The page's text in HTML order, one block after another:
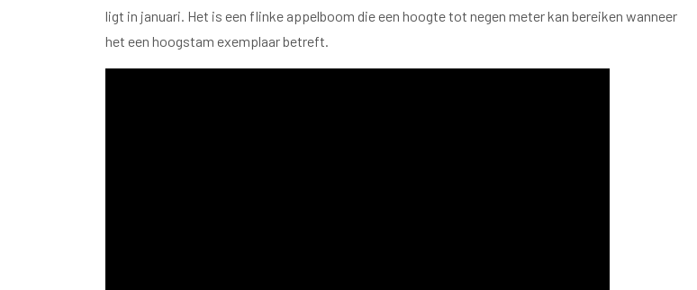
ligt in januari. Het is een flinke appelboom die een hoogte tot negen meter kan bereiken wanneer
het een hoogstam exemplaar betreft.